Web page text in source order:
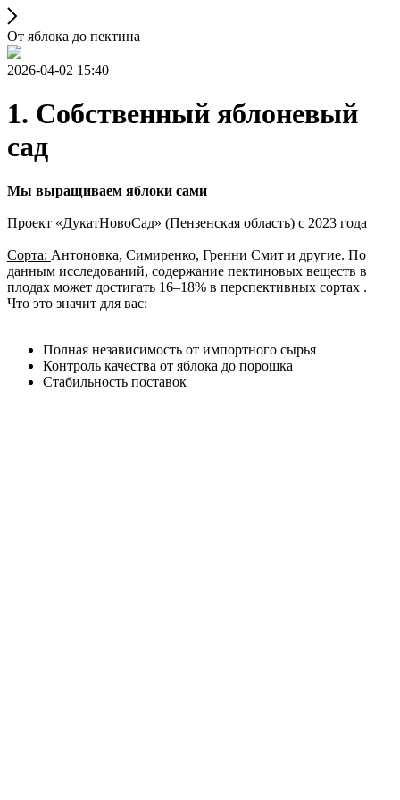
От яблока до пектина
2026-04-02 15:40
1. Собственный яблоневый
сад
Мы выращиваем яблоки сами
Проект «ДукатНовоСад» (Пензенская область) с 2023 года
Сорта: Антоновка, Симиренко, Гренни Смит и другие. По
данным исследований, содержание пектиновых веществ в
плодах может достигать 16–18% в перспективных сортах .
Что это значит для вас:
Полная независимость от импортного сырья
Контроль качества от яблока до порошка
Стабильность поставок